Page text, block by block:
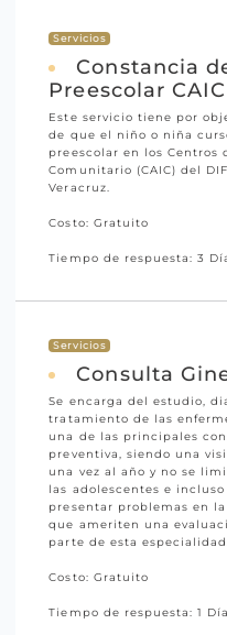
Servicios
Constancia
Preescolar CAIC
Este servicio tiene por
de que el niño o niña
preescolar en los Centros
Comunitario (CAIC) del
Veracruz.
Costo: Gratuito
Tiempo de respuesta: 3
Servicios
Consulta
Se encarga del estudio,
tratamiento de las
una de las principales
preventiva, siendo una
una vez al año y no se
las adolescentes e
presentar problemas en
que ameriten una
parte de esta
Costo: Gratuito
Tiempo de respuesta: 1